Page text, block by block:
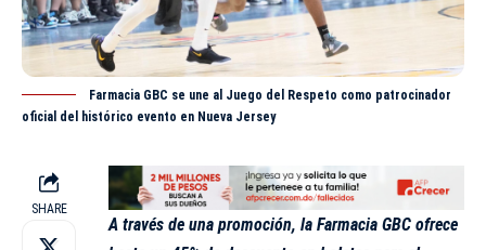
Farmacia GBC se une al Juego del Respeto como patrocinador
oficial del histórico evento en Nueva Jersey
SHARE
A través de una promoción, la Farmacia GBC ofrece